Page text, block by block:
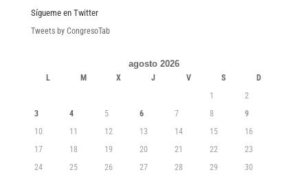
Sígueme en Twitter
Tweets by CongresoTab
agosto 2026
L M X J V S
D
1
2
3
4 5 6 7 8
9
10
11 12 13 14 15
16
17
18 19 20 21 22
23
24
25 26 27 28 29
30